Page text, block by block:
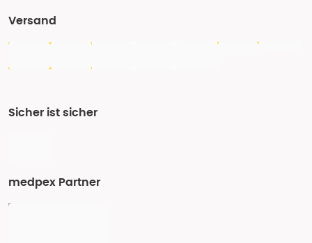
Versand
Sicher ist sicher
medpex Partner